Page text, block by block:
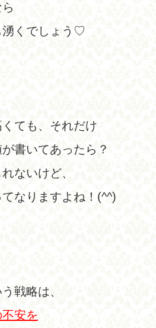
湧くでしょう♡
ても、それだけ
書いてあったら？
ないけど、
なりますよね！(^^)
戦略は、
安を